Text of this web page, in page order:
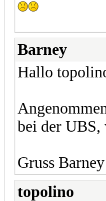
Barney
Hallo
bei der UBS,
Gruss Barney
topolino